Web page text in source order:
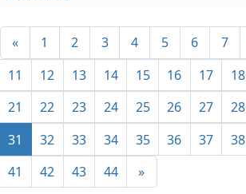
« 1 2 3 4 5 6 7
11
12 13 14 15 16 17 18
21
22 23 24 25 26 27 28
31
32 33 34 35 36 37 38
41
42 43 44 »